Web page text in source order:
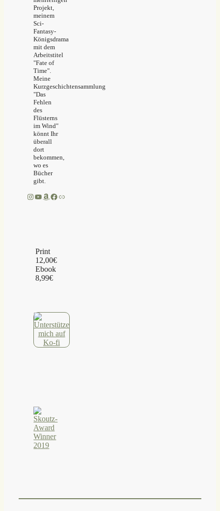
Projekt,
meinem
Sci-
Fantasy-
Königsdrama
mit dem
Arbeitstitel
"Fate of
Time".
Meine
Kurzgeschichtensammlung
"Das
Fehlen
des
Flüsterns
im Wind"
könnt Ihr
überall
dort
bekommen,
wo es
Bücher
gibt.
Instagram
YouTube
Amazon
Facebook
Link
Print
12,00€
Ebook
8,99€